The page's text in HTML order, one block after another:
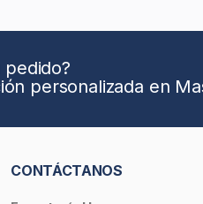
personalizada en
CONTÁCTANOS